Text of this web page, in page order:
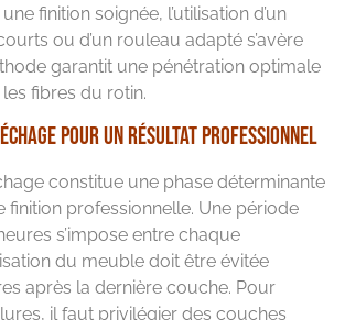
finition soignée, l’utilisation d’un
ou d’un rouleau adapté s’avère
garantit une pénétration optimale
fibres du rotin.
pour un résultat professionnel
constitue une phase déterminante
finition professionnelle. Une période
s’impose entre chaque
du meuble doit être évitée
après la dernière couche. Pour
il faut privilégier des couches